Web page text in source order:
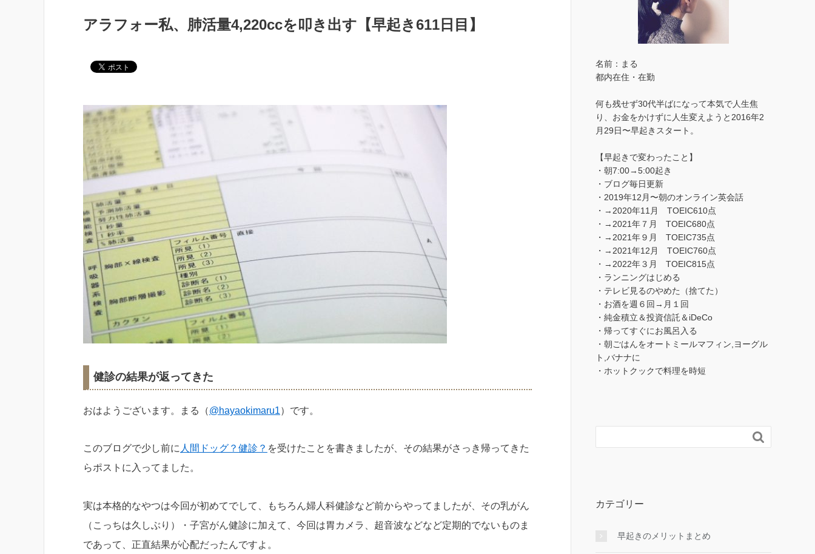
アラフォー私、肺活量4,220ccを叩き出す【早起き611日目】
健診の結果が返ってきた
おはようございます。まる（@hayaokimaru1）です。
このブログで少し前に 人間ドッグ？健診？ を受けたことを書きましたが、その結果がさっき帰ってきた
らポストに入ってました。
実は本格的なやつは今回が初めてでして、もちろん婦人科健診など前からやってましたが、その乳がん
（こっちは久しぶり）・子宮がん健診に加えて、今回は胃カメラ、超音波などなど定期的でないものま
であって、正直結果が心配だったんですよ。
名前：まる
都内在住・在勤
何も残せず30代半ばになって本気で人生焦
り、お金をかけずに人生変えようと2016年2
月29日〜早起きスタート。
【早起きで変わったこと】
・朝7:00→5:00起き
・ブログ毎日更新
・2019年12月〜朝のオンライン英会話
・→2020年11月 TOEIC610点
・→2021年７月 TOEIC680点
・→2021年９月 TOEIC735点
・→2021年12月 TOEIC760点
・→2022年３月 TOEIC815点
・ランニングはじめる
・テレビ見るのやめた（捨てた）
・お酒を週６回→月１回
・純金積立＆投資信託＆iDeCo
・帰ってすぐにお風呂入る
・朝ごはんをオートミールマフィン,ヨーグル
ト,バナナに
・ホットクックで料理を時短

カテゴリー
早起きのメリットまとめ